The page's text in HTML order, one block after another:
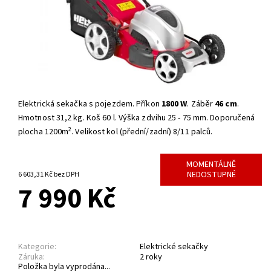
Elektrická sekačka s pojezdem. Příkon 1800 W. Záběr 46 cm.
Hmotnost 31,2 kg. Koš 60 l. Výška zdvihu 25 - 75 mm. Doporučená
plocha 1200m2. Velikost kol (přední/zadní) 8/11 palců.
6 603,31 Kč bez DPH
MOMENTÁLNĚ
NEDOSTUPNÉ
7 990 Kč
Kategorie:
Elektrické sekačky
Záruka:
2 roky
Položka byla vyprodána...